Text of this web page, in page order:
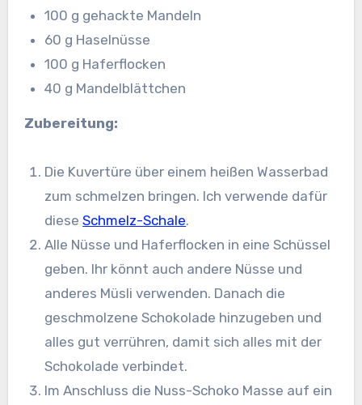
100 g gehackte Mandeln
60 g Haselnüsse
100 g Haferflocken
40 g Mandelblättchen
Zubereitung:
Die Kuvertüre über einem heißen Wasserbad
zum schmelzen bringen. Ich verwende dafür
dieseSchmelz-Schale.
Alle Nüsse und Haferflocken in eine Schüssel
geben. Ihr könnt auch andere Nüsse und
anderes Müsli verwenden. Danach die
geschmolzene Schokolade hinzugeben und
alles gut verrühren, damit sich alles mit der
Schokolade verbindet.
Im Anschluss die Nuss-Schoko Masse auf ein